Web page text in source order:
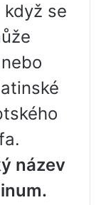
když se
název